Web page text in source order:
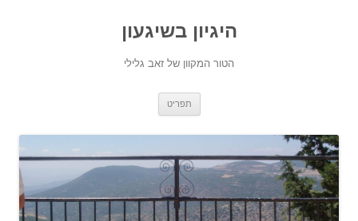
היגיון בשיגעון
הטור המקוון של זאב גלילי
תפריט